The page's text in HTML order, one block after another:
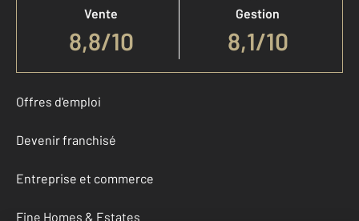
Vente
8,8/10
Gestion
8,1/10
Offres d'emploi
Devenir franchisé
Entreprise et commerce
Fine Homes & Estates